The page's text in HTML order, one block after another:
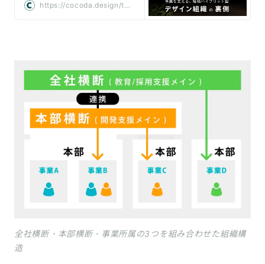
の裏側｜Cocoda
https://cocoda.design/tak
umasaito/p/pc3fa08eabe
全社横断・本部横断・事業所属の3つを組み合わせた組織構
造